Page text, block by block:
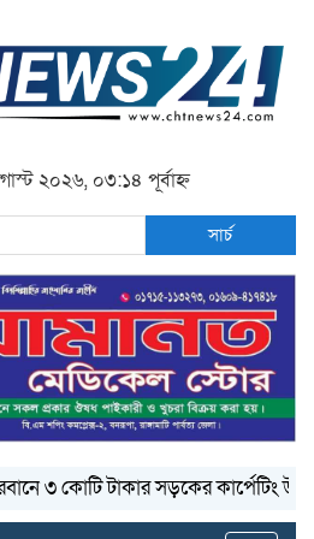
২০২৬, ০৩:১৪ পূর্বাহ্ন
সার্চ
৩ কোটি টাকার সড়কের কার্পেটিং উঠে